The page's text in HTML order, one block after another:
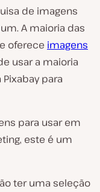
de imagens
A maioria das
oferece imagens
usar a maioria
para
para usar em
este é um
ter uma seleção